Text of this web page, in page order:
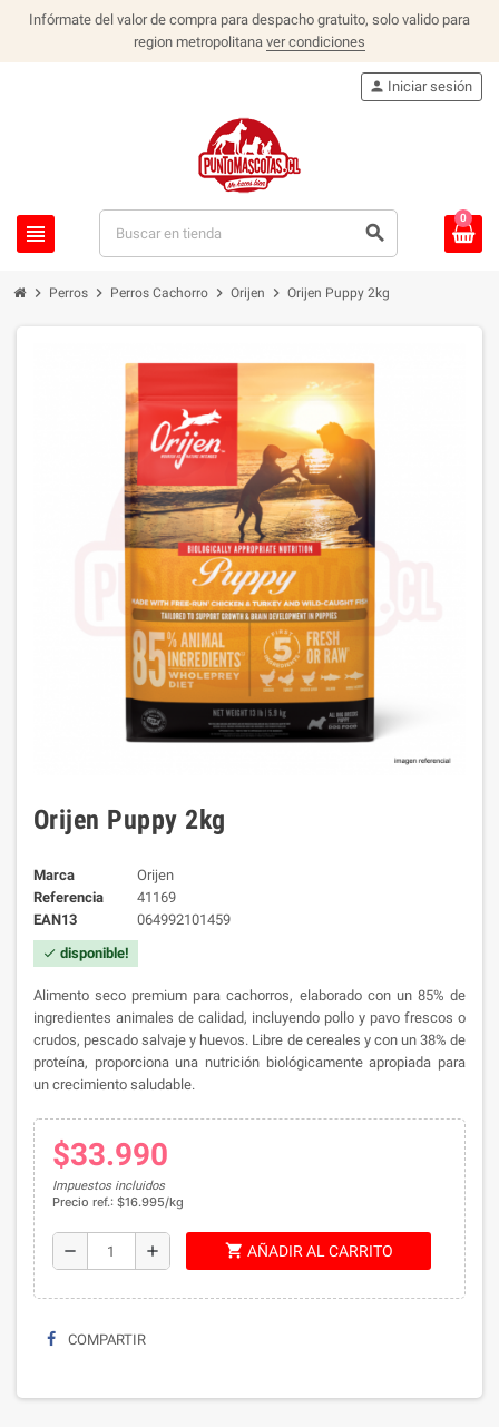
Infórmate del valor de compra para despacho gratuito, solo valido para
region metropolitana ver condiciones
view_headline search
person Iniciar sesión
0
chevron_right Perros chevron_right Perros Cachorro chevron_right Orijen chevron_right Orijen Puppy 2kg
Orijen Puppy 2kg
Marca
Orijen
Referencia
41169
EAN13
064992101459
check disponible!
Alimento seco premium para cachorros, elaborado con un 85% de
ingredientes animales de calidad, incluyendo pollo y pavo frescos o
crudos, pescado salvaje y huevos. Libre de cereales y con un 38% de
proteína, proporciona una nutrición biológicamente apropiada para
un crecimiento saludable.
$33.990
Impuestos incluidos
Precio ref.: $16.995/kg
remove add shopping_cart AÑADIR AL CARRITO
COMPARTIR